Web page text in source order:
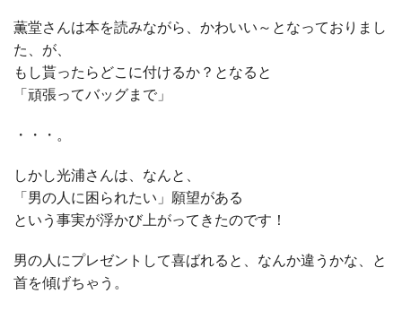
薫堂さんは本を読みながら、かわいい～となっておりまし
た、が、
もし貰ったらどこに付けるか？となると
「頑張ってバッグまで」
・・・。
しかし光浦さんは、なんと、
「男の人に困られたい」願望がある
という事実が浮かび上がってきたのです！
男の人にプレゼントして喜ばれると、なんか違うかな、と
首を傾げちゃう。